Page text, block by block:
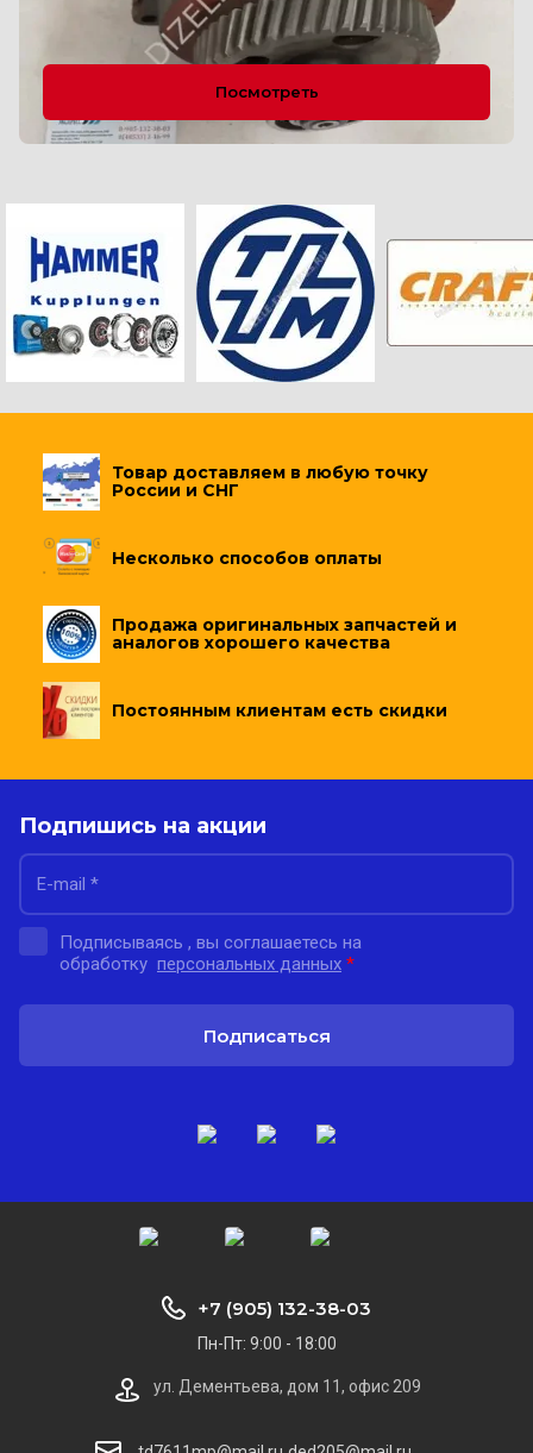
Посмотреть
Товар доставляем в любую точку
России и СНГ
Несколько способов оплаты
Продажа оригинальных запчастей и
аналогов хорошего качества
Постоянным клиентам есть скидки
Подпишись на акции
Подписываясь , вы соглашаетесь на
обработку персональных данных *
Подписаться
+7 (905) 132-38-03
Пн-Пт: 9:00 - 18:00
ул. Дементьева, дом 11, офис 209